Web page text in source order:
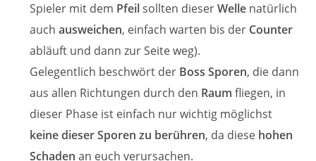
Spieler mit dem Pfeilsollten dieserWelle natürlich
auchausweichen, einfach warten bis der Counter
abläuft und dann zur Seite weg).
Gelegentlich beschwört der Boss Sporen, die dann
aus allen Richtungen durch den Raumfliegen, in
dieser Phase ist einfach nur wichtig möglichst
keine dieser Sporen zu berühren, da diese hohen
Schaden an euch verursachen.